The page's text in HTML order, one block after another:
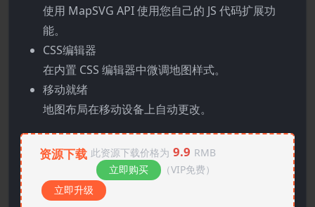
使用 MapSVG API 使用您自己的 JS 代码扩展功
能。
CSS编辑器
在内置 CSS 编辑器中微调地图样式。
移动就绪
地图布局在移动设备上自动更改。
资源下载 此资源下载价格为 9.9 RMB
立即购买
（VIP免费）
立即升级